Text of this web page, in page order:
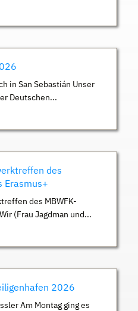
in San Sebastián Unser
Deutschen...
des
Erasmus+
des MBWFK-
(Frau Jagdman und...
2026
Am Montag ging es